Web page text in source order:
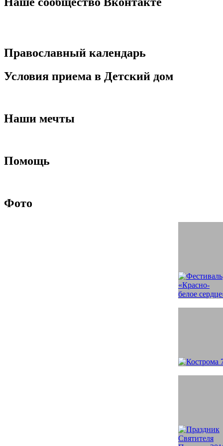
Православный календарь
Условия приема в Детский дом
Наши мечты
Помощь
Фото